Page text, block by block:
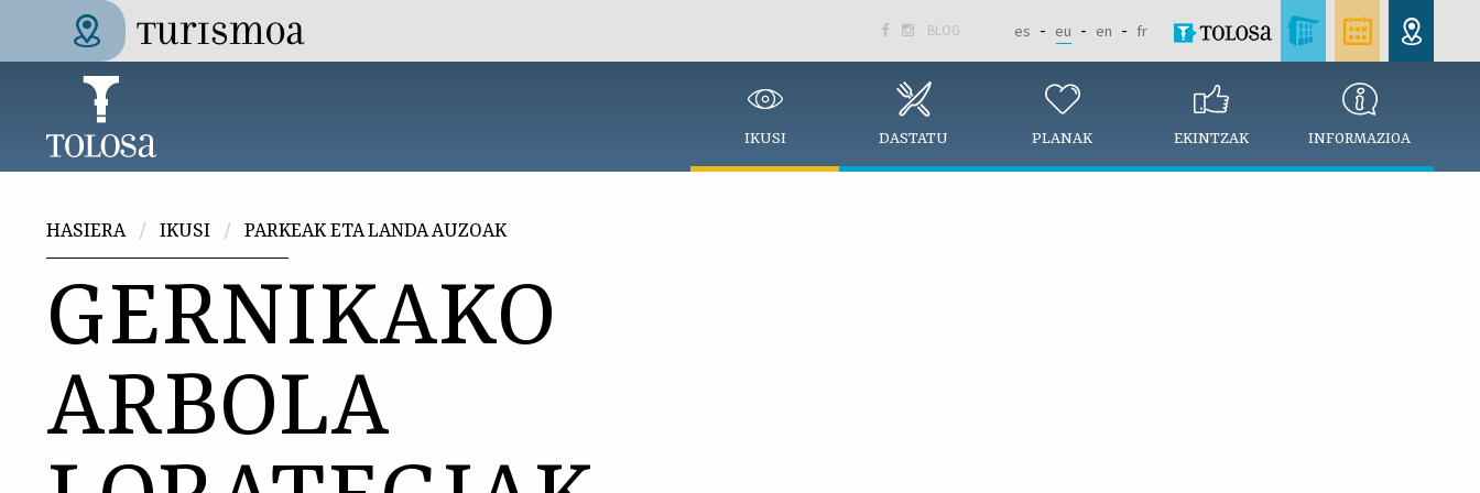
Skip to main content
Tolosa Turismoa
  BLOG es eu en fr
IKUSI DASTATU PLANAK EKINTZAK INFORMAZIOA
HASIERA IKUSI PARKEAK ETA LANDA AUZOAK
GERNIKAKO
ARBOLA